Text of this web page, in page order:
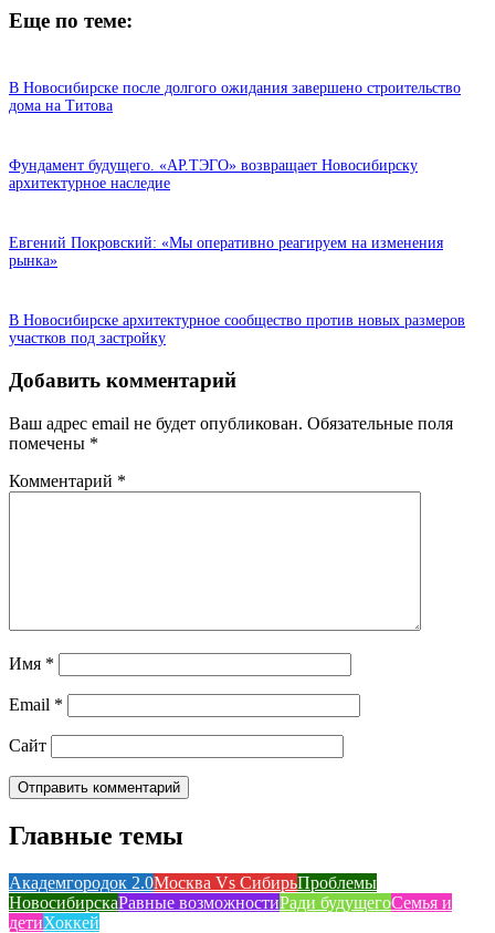
Еще по теме:
В Новосибирске после долгого ожидания завершено строительство
дома на Титова
Фундамент будущего. «АР.ТЭГО» возвращает Новосибирску
архитектурное наследие
Евгений Покровский: «Мы оперативно реагируем на изменения
рынка»
В Новосибирске архитектурное сообщество против новых размеров
участков под застройку
Добавить комментарий
Ваш адрес email не будет опубликован. Обязательные поля
помечены *
Комментарий *
Имя *
Email *
Сайт
Главные темы
Академгородок 2.0Москва Vs СибирьПроблемы
НовосибирскаРавные возможностиРади будущегоСемья и
детиХоккей